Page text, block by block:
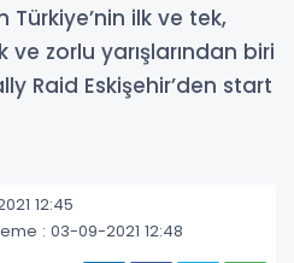
ilk ve tek,
zorlu yarışlarından biri
Raid Eskişehir’den start
12:45
: 03-09-2021 12:48